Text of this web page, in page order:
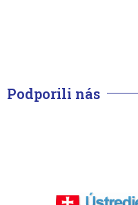
Podporili nás